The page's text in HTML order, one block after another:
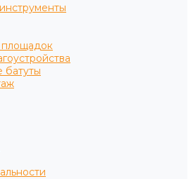
площадок
батуты